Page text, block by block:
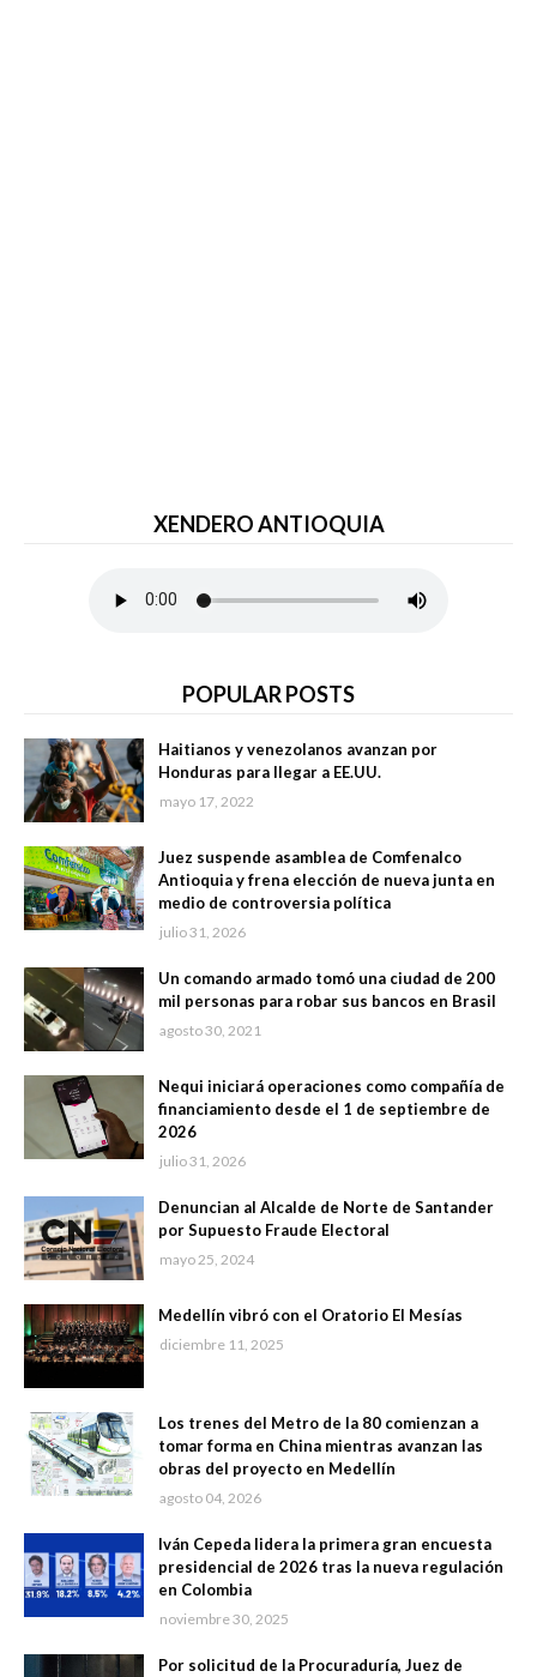
XENDERO ANTIOQUIA
POPULAR POSTS
Haitianos y venezolanos avanzan por
Honduras para llegar a EE.UU.
mayo 17, 2022
Juez suspende asamblea de Comfenalco
Antioquia y frena elección de nueva junta en
medio de controversia política
julio 31, 2026
Un comando armado tomó una ciudad de 200
mil personas para robar sus bancos en Brasil
agosto 30, 2021
Nequi iniciará operaciones como compañía de
financiamiento desde el 1 de septiembre de
2026
julio 31, 2026
Denuncian al Alcalde de Norte de Santander
por Supuesto Fraude Electoral
mayo 25, 2024
Medellín vibró con el Oratorio El Mesías
diciembre 11, 2025
Los trenes del Metro de la 80 comienzan a
tomar forma en China mientras avanzan las
obras del proyecto en Medellín
agosto 04, 2026
Iván Cepeda lidera la primera gran encuesta
presidencial de 2026 tras la nueva regulación
en Colombia
noviembre 30, 2025
Por solicitud de la Procuraduría, Juez de